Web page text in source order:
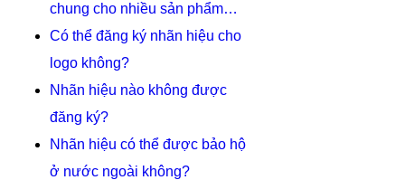
chung cho nhiều sản phẩm…
Có thể đăng ký nhãn hiệu cho
logo không?
Nhãn hiệu nào không được
đăng ký?
Nhãn hiệu có thể được bảo hộ
ở nước ngoài không?